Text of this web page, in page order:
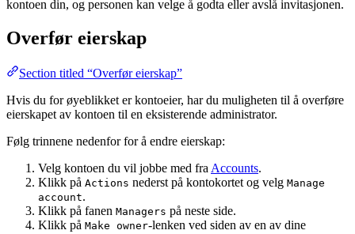
kontoen din, og personen kan velge å godta eller avslå invitasjonen.
Overfør eierskap
Section titled “Overfør eierskap”
Hvis du for øyeblikket er kontoeier, har du muligheten til å overføre
eierskapet av kontoen til en eksisterende administrator.
Følg trinnene nedenfor for å endre eierskap:
Velg kontoen du vil jobbe med fra Accounts.
Klikk på Actions nederst på kontokortet og velg Manage
account.
Klikk på fanen Managers på neste side.
Klikk på Make owner-lenken ved siden av en av dine